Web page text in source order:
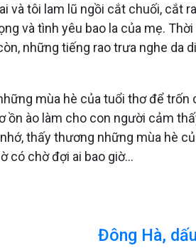
và tôi lam lũ ngồi cắt chuối,
và tình yêu bao la của mẹ.
những tiếng rao trưa nghe
mùa hè của tuổi thơ để
ồn ào làm cho con người cảm
thấy thương những mùa hè
có chờ đợi ai bao giờ...
Đông Hà,